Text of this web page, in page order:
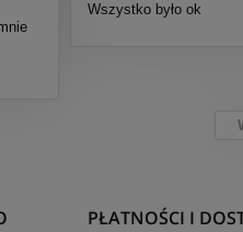
Wszystko było ok
PŁATNOŚCI I